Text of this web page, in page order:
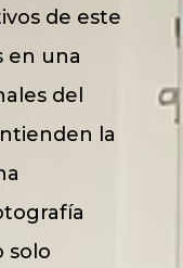
de este
en una
del
la
solo